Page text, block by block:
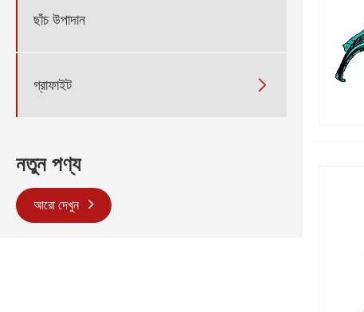
ছাঁচ উপাদান
গ্রাফাইট 
নতুন পণ্য
আরো দেখুন